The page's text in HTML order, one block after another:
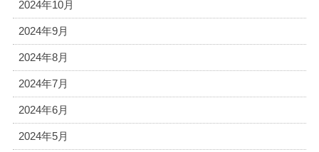
2024年10月
2024年9月
2024年8月
2024年7月
2024年6月
2024年5月